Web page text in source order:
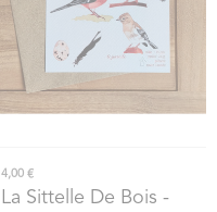
4,00 €
La Sittelle De Bois -